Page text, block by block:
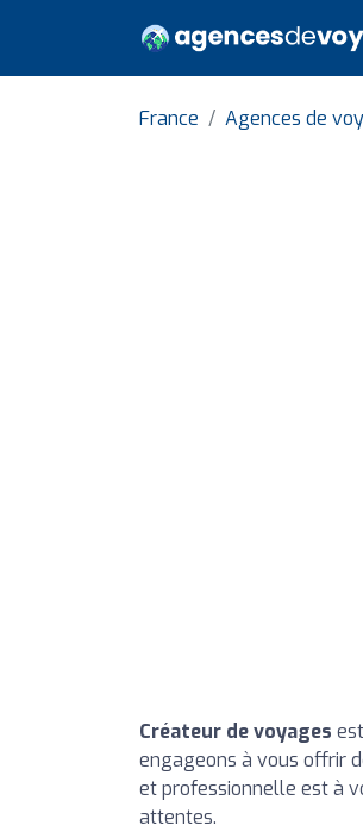
France Agences de
Créateur de voyages
engageons à vous offrir
et professionnelle est à
attentes.